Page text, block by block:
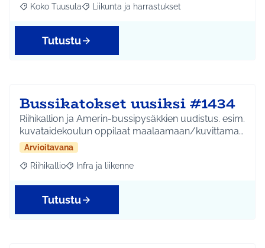
Rajaa tulokset aihepiirin mukaan: Koko Tuusula
Koko Tuusula Rajaa tulokset teeman mukaan: Liikunta ja
Liikunta ja harrastukset
Tutustu
Bussikatokset uusiksi #1434
Riihikallion ja Amerin-bussipysäkkien uudistus. esim.
kuvataidekoulun oppilaat maalaamaan/kuvittama…
Arvioitavana
Rajaa tulokset aihepiirin mukaan: Riihikallio
Riihikallio Rajaa tulokset teeman mukaan: Infra ja liikenne
Infra ja liikenne
Tutustu